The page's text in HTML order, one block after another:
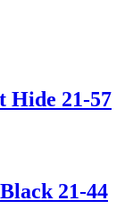
Hide 21-57
21-44